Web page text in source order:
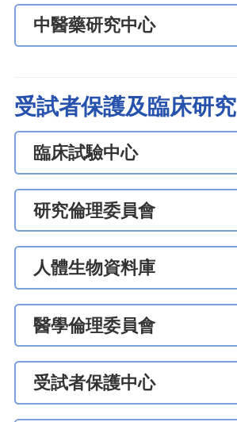
中醫藥研究中心
受試者保護及臨床研究
臨床試驗中心
研究倫理委員會
人體生物資料庫
醫學倫理委員會
受試者保護中心